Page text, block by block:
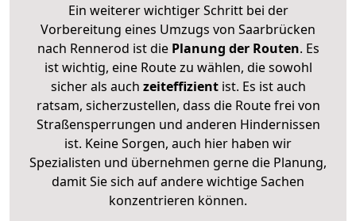
Ein weiterer wichtiger Schritt bei der
Vorbereitung eines Umzugs von Saarbrücken
nach Rennerod ist diePlanung der Routen. Es
ist wichtig, eine Route zu wählen, die sowohl
sicher als auch zeiteffizientist. Es ist auch
ratsam, sicherzustellen, dass die Route frei von
Straßensperrungen und anderen Hindernissen
ist. Keine Sorgen, auch hier haben wir
Spezialisten und übernehmen gerne die Planung,
damit Sie sich auf andere wichtige Sachen
konzentrieren können.